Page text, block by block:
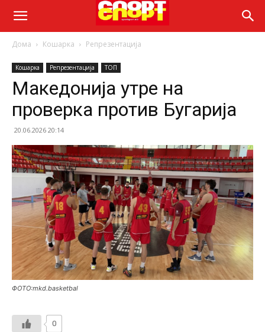
Дома Кошарка Репрезентација
Кошарка Репрезентација ТОП
Македонија утре на
проверка против Бугарија
20.06.2026 20:14
ФОТО:mkd.basketbal
0